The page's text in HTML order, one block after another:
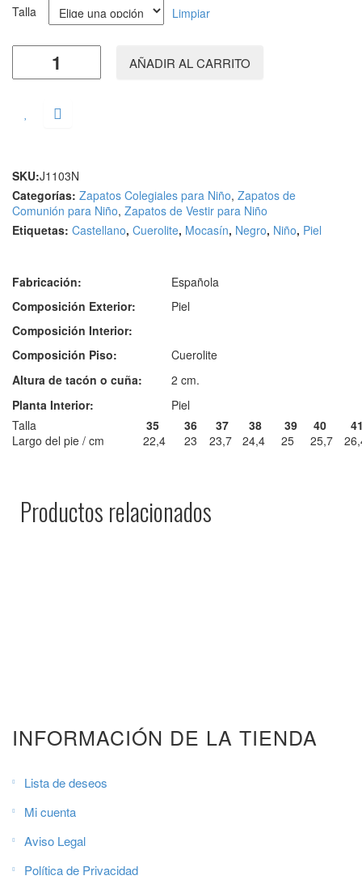
Talla Limpiar
AÑADIR AL CARRITO
SKU:J1103N
Categorías: Zapatos Colegiales para Niño, Zapatos de
Comunión para Niño, Zapatos de Vestir para Niño
Etiquetas: Castellano, Cuerolite, Mocasín, Negro, Niño, Piel
Fabricación:
Española
Composición Exterior:
Piel
Composición Interior:
Composición Piso:
Cuerolite
Altura de tacón o cuña:
2 cm.
Planta Interior:
Piel
Talla
35 36 37 38 39 40
Largo del pie / cm
22,4 23 23,7 24,4 25 25,7
Productos relacionados
INFORMACIÓN DE LA TIENDA
Lista de deseos
Mi cuenta
Aviso Legal
Política de Privacidad